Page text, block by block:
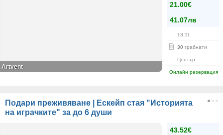
21.00€
41.07лв
13.11
30 грабнати
Център
Онлайн резервация
Artvent
Подари преживяване | Ескейп стая "Историята
на играчките" за до 6 души
43.52€